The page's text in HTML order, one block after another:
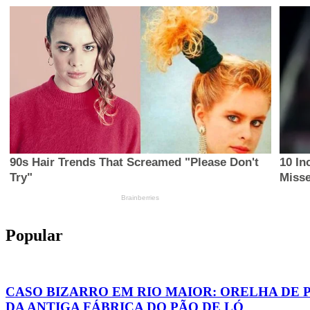
Popular
CASO BIZARRO EM RIO MAIOR: ORELHA DE
DA ANTIGA FÁBRICA DO PÃO DE LÓ